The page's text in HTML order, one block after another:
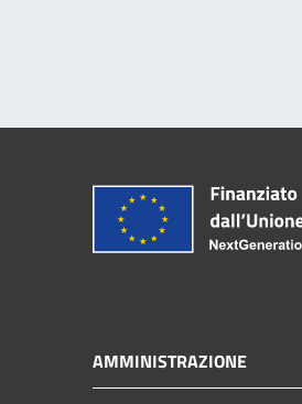
AMMINISTRAZIONE